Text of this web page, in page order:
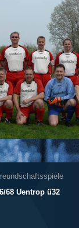
​68 Uentrop ü32